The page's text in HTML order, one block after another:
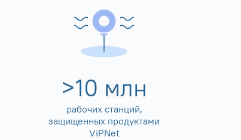
>10 млн
рабочих станций,
защищенных продуктами
ViPNet